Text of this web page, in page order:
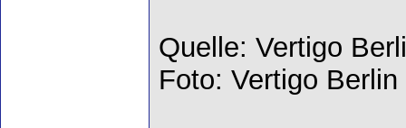
Quelle: Vertigo
Foto: Vertigo